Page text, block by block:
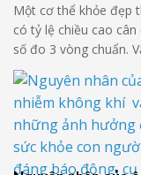
Một cơ thể khỏe đẹp
có tỷ lệ chiều cao cân
số đo 3 vòng chuẩn.
cao và cân nặng
là bao nhiêu? Số đo 3
chuẩn của nữ 1m60 là
nhiêu? Hãy thử kiểm
các số đo hình thể
để xem …